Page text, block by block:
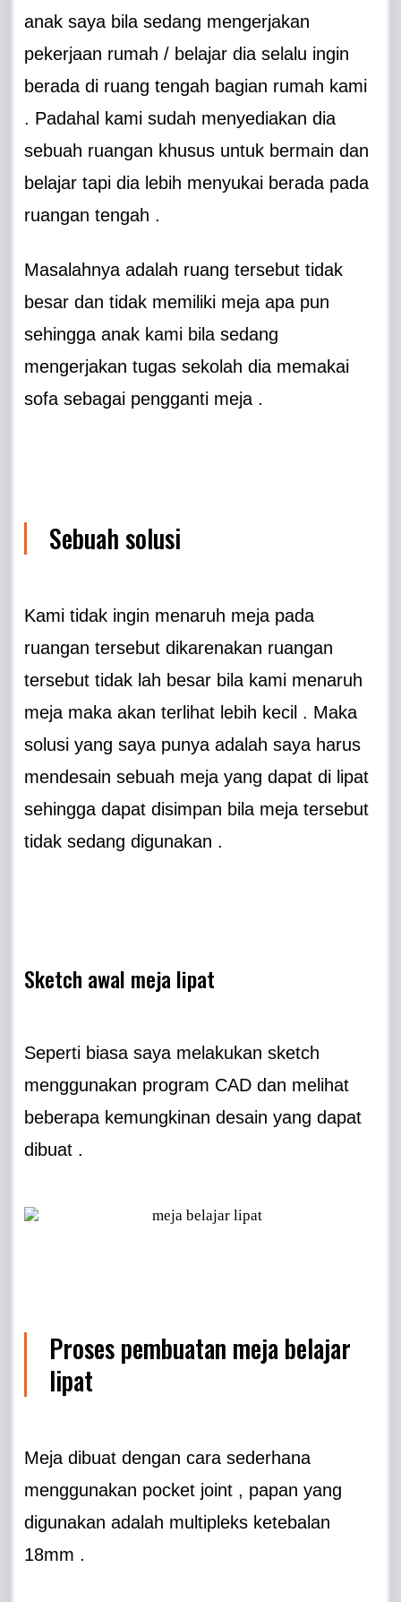
anak saya bila sedang mengerjakan
pekerjaan rumah / belajar dia selalu ingin
berada di ruang tengah bagian rumah kami
. Padahal kami sudah menyediakan dia
sebuah ruangan khusus untuk bermain dan
belajar tapi dia lebih menyukai berada pada
ruangan tengah .
Masalahnya adalah ruang tersebut tidak
besar dan tidak memiliki meja apa pun
sehingga anak kami bila sedang
mengerjakan tugas sekolah dia memakai
sofa sebagai pengganti meja .
Sebuah solusi
Kami tidak ingin menaruh meja pada
ruangan tersebut dikarenakan ruangan
tersebut tidak lah besar bila kami menaruh
meja maka akan terlihat lebih kecil . Maka
solusi yang saya punya adalah saya harus
mendesain sebuah meja yang dapat di lipat
sehingga dapat disimpan bila meja tersebut
tidak sedang digunakan .
Sketch awal meja lipat
Seperti biasa saya melakukan sketch
menggunakan program CAD dan melihat
beberapa kemungkinan desain yang dapat
dibuat .
Proses pembuatan meja belajar
lipat
Meja dibuat dengan cara sederhana
menggunakan pocket joint , papan yang
digunakan adalah multipleks ketebalan
18mm .